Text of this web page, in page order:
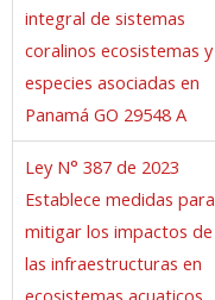
integral de sistemas
coralinos ecosistemas y
especies asociadas en
Panamá GO 29548 A
Ley N° 387 de 2023
Establece medidas para
mitigar los impactos de
las infraestructuras en